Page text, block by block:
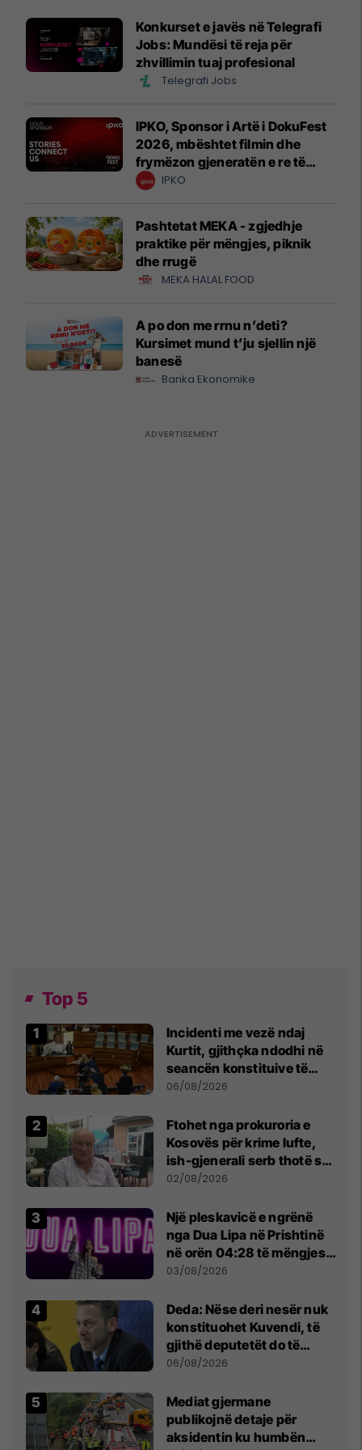
Konkurset e javës në Telegrafi
Jobs: Mundësi të reja për
zhvillimin tuaj profesional
Telegrafi Jobs
IPKO, Sponsor i Artë i DokuFest
2026, mbështet filmin dhe
frymëzon gjeneratën e re të
krijuesve
IPKO
Pashtetat MEKA - zgjedhje
praktike për mëngjes, piknik
dhe rrugë
MEKA HALAL FOOD
A po don me rrnu n’deti?
Kursimet mund t’ju sjellin një
banesë
Banka Ekonomike
Top 5
Incidenti me vezë ndaj
Kurtit, gjithçka ndodhi në
seancën konstituive të
Kuvendit
06/08/2026
Ftohet nga prokuroria e
Kosovës për krime lufte,
ish-gjenerali serb thotë se
dikush e tradhtoi në
02/08/2026
Një pleskavicë e ngrënë
nga Dua Lipa në Prishtinë
në orën 04:28 të mëngjesit
- dhe bota digjitale serbe
03/08/2026
Deda: Nëse deri nesër nuk
konstituohet Kuvendi, të
gjithë deputetët do të
bëjnë shkelje të rëndë
06/08/2026
Mediat gjermane
publikojnë detaje për
aksidentin ku humbën